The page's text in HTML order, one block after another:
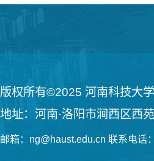
版权所有©2025 河南科技大
地址：河南·洛阳市涧西区
邮箱：ng@haust.edu.cn 联系电